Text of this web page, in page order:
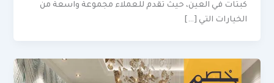
كبتات في العين، حيث تقدم للعملاء مجموعة واسعة من
الخيارات التي […]